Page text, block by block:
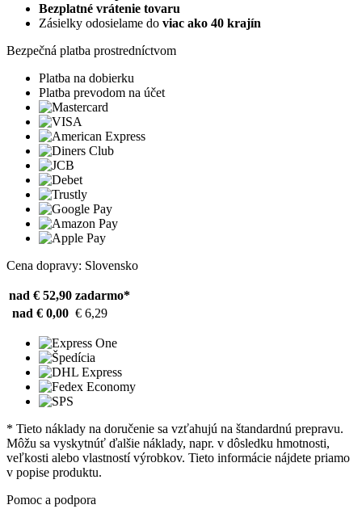
Bezplatné vrátenie tovaru
Zásielky odosielame do viac ako 40 krajín
Bezpečná platba prostredníctvom
Platba na dobierku
Platba prevodom na účet
Cena dopravy: Slovensko
nad € 52,90 zadarmo*
nad € 0,00 € 6,29
* Tieto náklady na doručenie sa vzťahujú na štandardnú prepravu.
Môžu sa vyskytnúť ďalšie náklady, napr. v dôsledku hmotnosti,
veľkosti alebo vlastností výrobkov. Tieto informácie nájdete priamo
v popise produktu.
Pomoc a podpora